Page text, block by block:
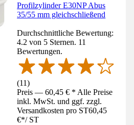
Profilzylinder E30NP Abus
35/55 mm gleichschließend
Durchschnittliche Bewertung:
4.2 von 5 Sternen. 11
Bewertungen.
(11)
Preis — 60,45 € * Alle Preise
inkl. MwSt. und ggf. zzgl.
Versandkosten pro ST60,45
€*/ ST